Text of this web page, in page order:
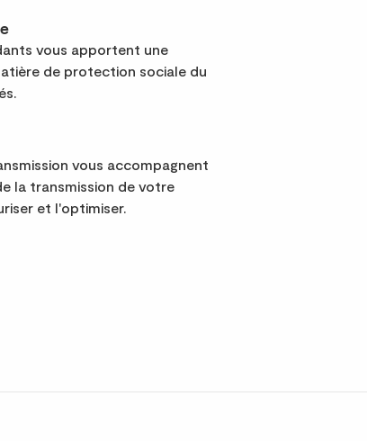
vous apportent une
de protection sociale du
vous accompagnent
la transmission de votre
et l'optimiser.